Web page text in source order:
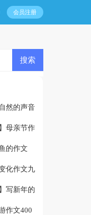
会员注册
然的声音
母亲节作
九篇
的作文
化作文九
写新年的
作文400